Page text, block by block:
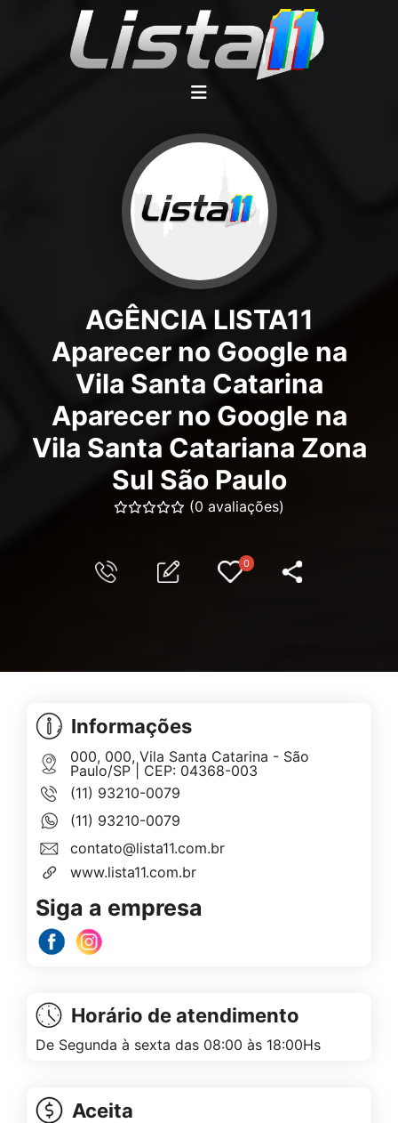
AGÊNCIA LISTA11
Aparecer no Google na
Vila Santa Catarina
Aparecer no Google na
Vila Santa Catariana Zona
Sul São Paulo
(0 avaliações)
0
Informações
000, 000, Vila Santa Catarina - São
Paulo/SP | CEP: 04368-003
(11) 93210-0079
(11) 93210-0079
contato@lista11.com.br
www.lista11.com.br
Siga a empresa
Horário de atendimento
De Segunda à sexta das 08:00 às 18:00Hs
Aceita